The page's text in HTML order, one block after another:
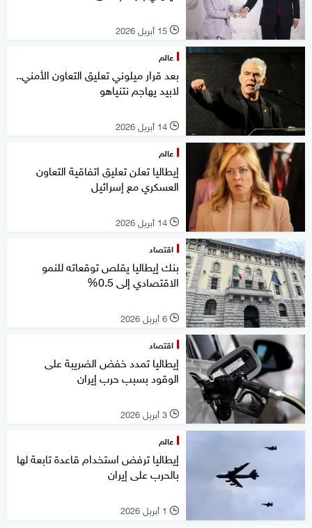
l 15 أبريل 2026
عالم
بعد قرار ميلوني تعليق التعاون الأمني..
لابيد يهاجم نتنياهو
l 14 أبريل 2026
عالم
إيطاليا تعلن تعليق اتفاقية التعاون
العسكري مع إسرائيل
l 14 أبريل 2026
اقتصاد
بنك إيطاليا يقلص توقعاته للنمو
الاقتصادي إلى 0.5%
l 6 أبريل 2026
اقتصاد
إيطاليا تمدد خفض الضريبة على
الوقود بسبب حرب إيران
l 3 أبريل 2026
عالم
إيطاليا ترفض استخدام قاعدة تابعة لها
بالحرب على إيران
l 1 أبريل 2026